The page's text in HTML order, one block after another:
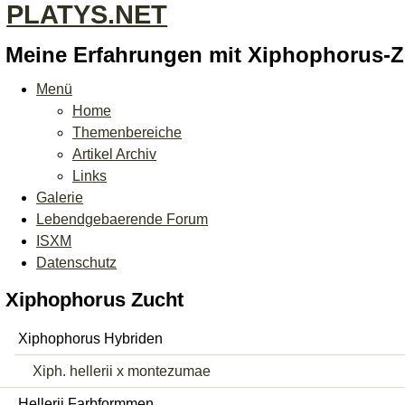
PLATYS.NET
Meine Erfahrungen mit Xiphophorus-
Menü
Home
Themenbereiche
Artikel Archiv
Links
Galerie
Lebendgebaerende Forum
ISXM
Datenschutz
Xiphophorus Zucht
Xiphophorus Hybriden
Xiph. hellerii x montezumae